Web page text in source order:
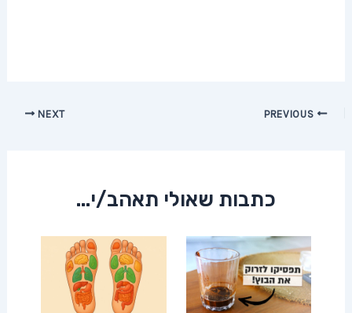
Post
NEXT
כתבות שאולי תאהב/י...